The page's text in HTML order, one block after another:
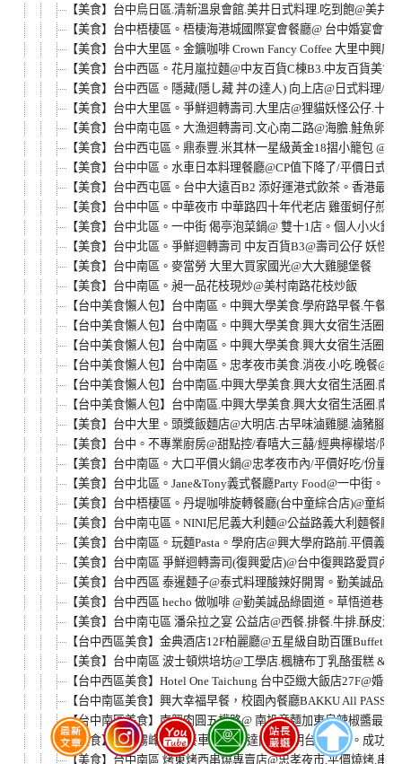
【美食】台中烏日區.清新溫泉會館.美井日式料理.吃到飽@美
【美食】台中梧棲區。梧棲海港城國際宴會餐廳@ 台中婚宴會館
【美食】台中大里區。金鑛咖啡 Crown Fancy Coffee 大里中興店
【美食】台中西區。花月嵐拉麵@中友百貨C棟B3.中友百貨美食
【美食】台中西區。隱藏(隱し藏 丼の達人) 向上店@日式料理/
【美食】台中大里區。爭鮮迴轉壽司.大里店@狸貓妖怪公仔.十
【美食】台中南屯區。大漁迴轉壽司.文心南二路@海膽.鮭魚卵.
【美食】台中西屯區。鼎泰豐.米其林一星級黃金18摺小籠包 @
【美食】台中中區。水車日本料理餐廳@CP值下降了/平價日式
【美食】台中西屯區。台中大遠百B2 添好運港式飲茶。香港最
【美食】台中中區。中華夜市 中華路四十年代老店 雞蛋蚵仔煎
【美食】台中北區。一中街 偈亭泡菜鍋@ 雙十1店。個人小火鍋
【美食】台中北區。爭鮮迴轉壽司 中友百貨B3@壽司公仔 妖怪
【美食】台中南區。麥當勞 大里大買家國光@大大雞腿堡餐
【美食】台中南區。昶一品花枝現炒@美村南路花枝炒飯
【台中美食懶人包】台中南區。中興大學美食.學府路早餐.午餐
【台中美食懶人包】台中南區。中興大學美食.興大女宿生活圈.
【台中美食懶人包】台中南區。中興大學美食.興大女宿生活圈.
【台中美食懶人包】台中南區。忠孝夜市美食.消夜.小吃.晚餐
【台中美食懶人包】台中南區.中興大學美食.興大女宿生活圈.南
【台中美食懶人包】台中南區.中興大學美食.興大女宿生活圈.
【美食】台中大里。頭獎飯麵店@大明店.古早味滷雞腿.滷豬腳
【美食】台中。不專業廚房@甜點控/春嘻大三囍/經典檸檬塔/限
【美食】台中南區。大口平價火鍋@忠孝夜市內/平價好吃/份量
【美食】台中北區。Jane&Tony義式餐廳Party Food@一中街。
【美食】台中梧棲區。丹堤咖啡旋轉餐廳(台中童綜合店)@童綜
【美食】台中南屯區。NINI尼尼義大利麵@公益路義大利麵餐廳
【美食】台中南區。玩麵Pasta。學府店@興大學府路前.平價義大
【美食】台中南區 爭鮮迴轉壽司(復興愛店)@台中復興路愛買內
【美食】台中西區 泰暹麵子@泰式料理酸辣好開胃。勤美誠品
【美食】台中西區 hecho 做咖啡 @勤美誠品綠園道。草悟道巷
【美食】台中南屯區 潘朵拉之宴 公益店@西餐.排餐.牛排.酥皮
【台中西區美食】金典酒店12F柏麗廳@五星級自助百匯Buffet吃
【美食】台中南區 波士頓烘培坊@工學店.楓糖布丁乳酪蛋糕 &
【台中西區美食】Hotel One Taichung 台中亞緻大飯店27F@婚
【台中南區美食】興大幸福早餐，校園內餐廳BAKKU All
【台中南區美食】南興肉圓五權路@ 南投意麵加東泉辣椒醬最對
【美食】台中霧峰 無名餐車肉圓.谷達肉圓@明台高中旁。成功
【美食】台中南區 烤東烤西串燒專賣店@忠孝夜市.平價燒烤.串